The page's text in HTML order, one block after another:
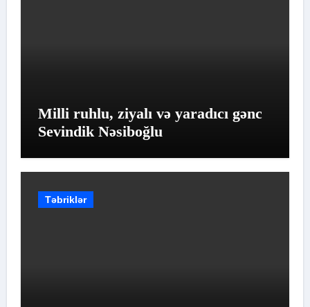
Milli ruhlu, ziyalı və yaradıcı gənc
Sevindik Nəsiboğlu
Təbriklər